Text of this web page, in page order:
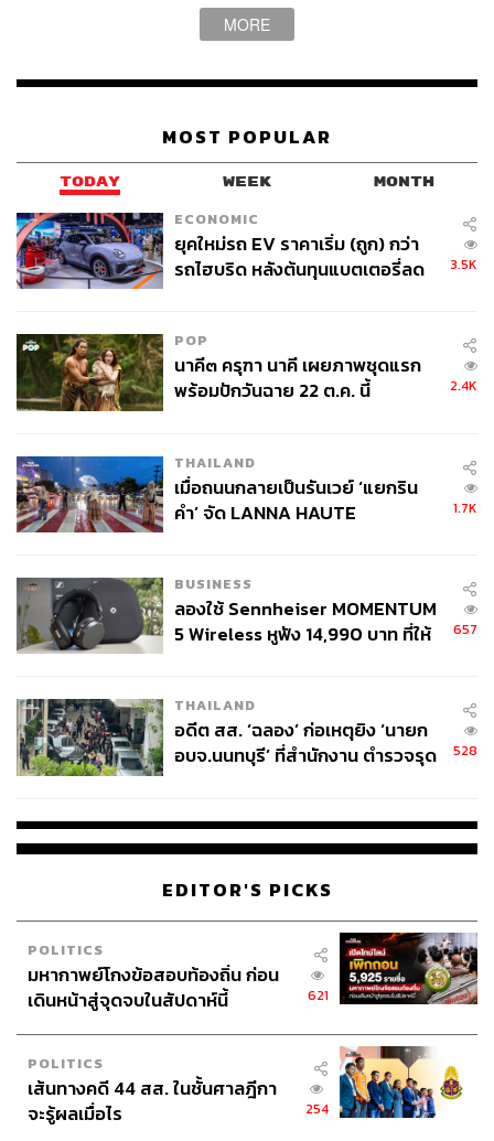
กลุ่มคนรวยไม่เคยพอใจกับความสำเร็จที่ผ่านมาแล้ว พวกเขา
เชื่อว่าจะสามารถบรรลุเป้าหมายได้มากกว่านั้น สิ่งนี้ช่วยให้
อดความมั่งคั่ง
8. มหาเศรษฐีไม่เสียเวลาพยายามทำทุกอย่างด้วยตัว
กลุ่มคนรวยระลึกอยู่เสมอว่าเวลาเป็นทรัพยากรที่มีจำกัด คุณ
ไม่สามารถจะหาซื้อเพิ่มได้จากที่ไหน
โดยการไม่พยายามควบคุมทุกสิ่งทุกอย่าง โดยเฉพาะราย
ละเอียดเล็กน้อยของธุรกิจและพอร์ตโฟลิโอ และเรียนรู้ที่จะ
กระจายความรับผิดชอบไปให้คนภายนอก ซึ่งมีความ
สามารถที่ต้องการแลกเวลาของพวกเขากับค่าตอบแทน
อ้างอิง:
https://www.cnbc.com/2023/01/29/self-made-milliona
ire-shares-what-rich-people-do-differently-that-make-
สามารถติดตาม THE STANDARD WEALTH
ผ่านแอปพลิเคชันต่างๆ ที่คุณสะดวกหรือใช้งานอยู่แล้วได้เลย
Grant Cardone
ABOUT THE AUTHOR
MORE
MOST POPULAR
TODAY WEEK MONTH
ECONOMIC
ยุคใหม่รถ EV ราคาเริ่ม (ถูก) กว่า
รถไฮบริด หลังต้นทุนแบตเตอรี่ลด
3.5K
POP
นาคี๓ ครุฑา นาคี เผยภาพชุดแรก
พร้อมปักวันฉาย 22 ต.ค. นี้
2.4K
THAILAND
เมื่อถนนกลายเป็นรันเวย์ ‘แยกริน
คำ’ จัด LANNA HAUTE
1.7K
BUSINESS
ลองใช้ Sennheiser MOMENTUM
5 Wireless หูฟัง 14,990 บาท ที่ให้
657
THAILAND
อดีต สส. ‘ฉลอง’ ก่อเหตุยิง ‘นายก
อบจ.นนทบุรี’ ที่สำนักงาน ตำรวจรุด
528
EDITOR'S PICKS
POLITICS
มหากาพย์โกงข้อสอบท้องถิ่น ก่อน
เดินหน้าสู่จุดจบในสัปดาห์นี้
621
POLITICS
เส้นทางคดี 44 สส. ในชั้นศาลฎีกา
จะรู้ผลเมื่อไร
254